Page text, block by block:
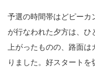
予選の時間帯はどピーカ
が行なわれた夕方は、ひ
上がったものの、路面
りました。好スタート